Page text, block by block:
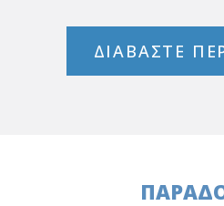
ΔΙΑΒΑΣΤΕ